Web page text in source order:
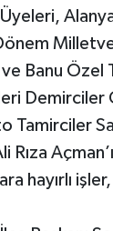
Banu Özel
Demirciler
Tamirciler
Rıza
hayırlı